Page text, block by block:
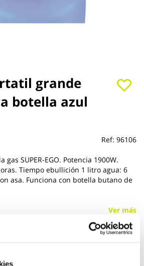
grande
botella azul
Ref: 96106
SUPER-EGO. Potencia 1900W.
Tiempo ebullición 1 litro agua: 6
asa. Funciona con botella butano de
Ver más
17,35 €